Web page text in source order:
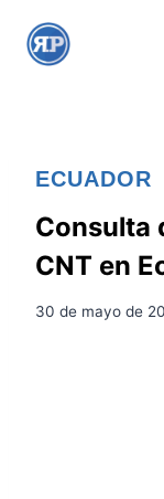
ECUADOR
Consulta
CNT en
30 de mayo de